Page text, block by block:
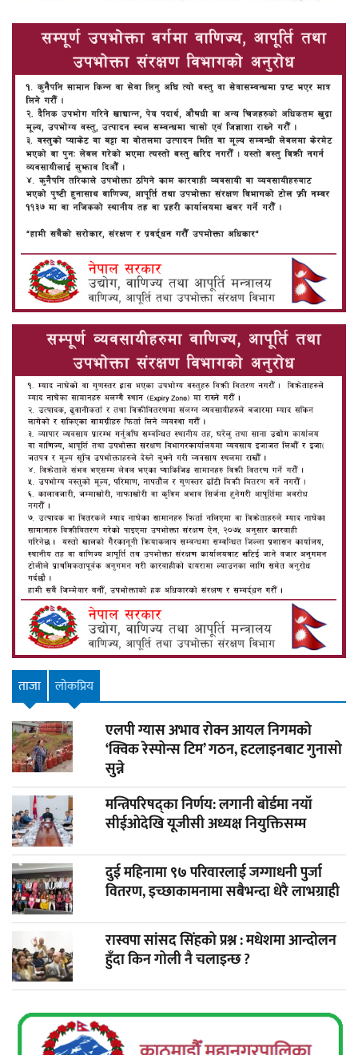
ताजा लाेकप्रिय
एलपी ग्यास अभाव रोक्न आयल निगमको
‘क्विक रेस्पोन्स टिम’ गठन, हटलाइनबाट गुनासो
सुन्ने
मन्त्रिपरिषद्का निर्णय: लगानी बोर्डमा नयाँ
सीईओदेखि यूजीसी अध्यक्ष नियुक्तिसम्म
दुई महिनामा ९७ परिवारलाई जग्गाधनी पुर्जा
वितरण, इच्छाकामनामा सबैभन्दा धेरै लाभग्राही
रास्वपा सांसद सिंहको प्रश्न : मधेशमा आन्दोलन
हुँदा किन गोली नै चलाइन्छ ?